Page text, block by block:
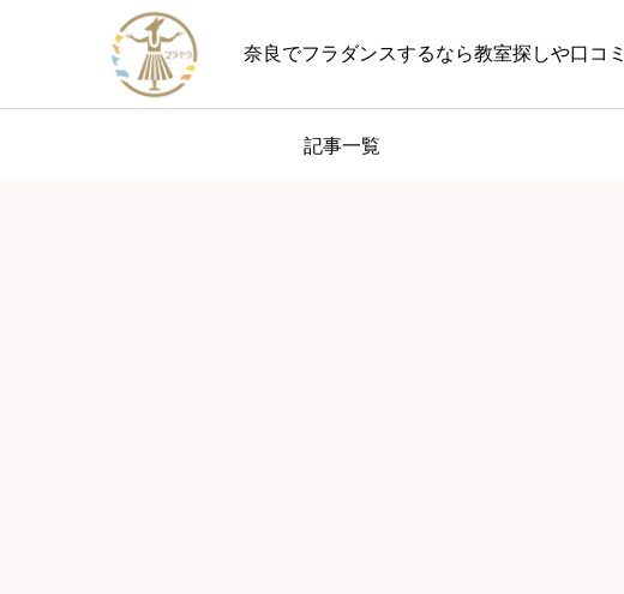
奈良でフラダンスするなら教室探しや口コ
記事一覧